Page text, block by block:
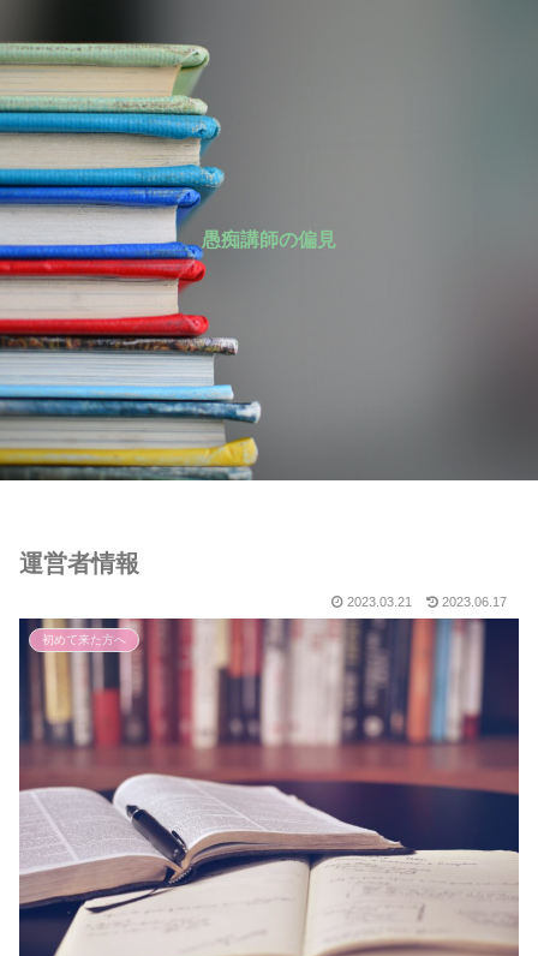
愚痴講師の偏見
運営者情報
2023.03.21 2023.06.17
初めて来た方へ